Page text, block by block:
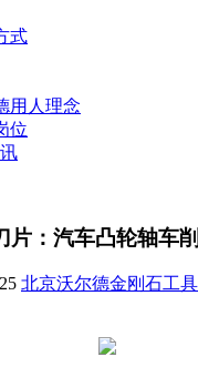
式
用人理念
位
片：汽车凸轮轴车
北京沃尔德金刚石工